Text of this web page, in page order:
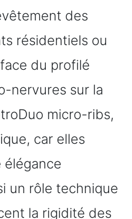
des
résidentiels ou
du profilé
nervures sur la
micro-ribs,
car elles
un rôle technique
la rigidité des